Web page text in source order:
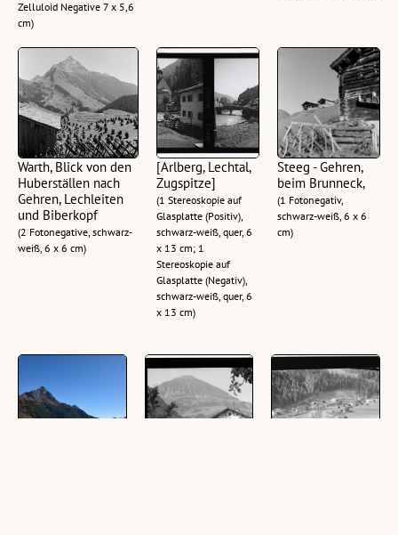
Zelluloid Negative 7 x 5,6
cm)
Warth, Blick von den
Huberställen nach
Gehren, Lechleiten
und Biberkopf
(2 Fotonegative, schwarz-
weiß, 6 x 6 cm)
[Arlberg, Lechtal,
Zugspitze]
(1 Stereoskopie auf
Glasplatte (Positiv),
schwarz-weiß, quer, 6
x 13 cm; 1
Stereoskopie auf
Glasplatte (Negativ),
schwarz-weiß, quer, 6
x 13 cm)
Steeg - Gehren,
beim Brunneck,
(1 Fotonegativ,
schwarz-weiß, 6 x 6
cm)